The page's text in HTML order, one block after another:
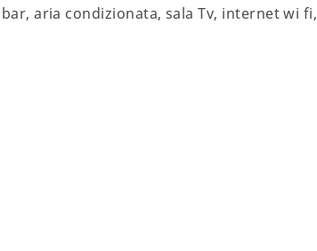
aria condizionata, sala Tv, internet wi fi,